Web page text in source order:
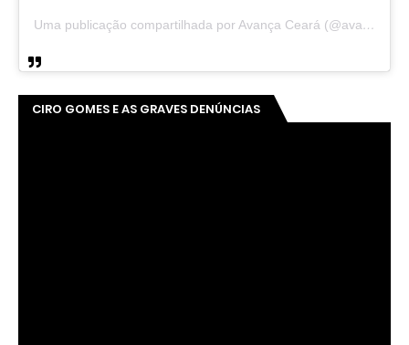
Uma publicação compartilhada por Avança Ceará (@avancaceara)
CIRO GOMES E AS GRAVES DENÚNCIAS